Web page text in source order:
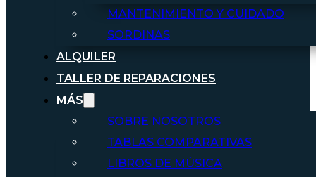
MANTENIMIENTO Y CUIDADO
SORDINAS
ALQUILER
TALLER DE REPARACIONES
MÁS
SOBRE NOSOTROS
TABLAS COMPARATIVAS
LIBROS DE MÚSICA